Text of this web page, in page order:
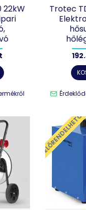
22kW
Trotec
ELŐRENDELHETŐ